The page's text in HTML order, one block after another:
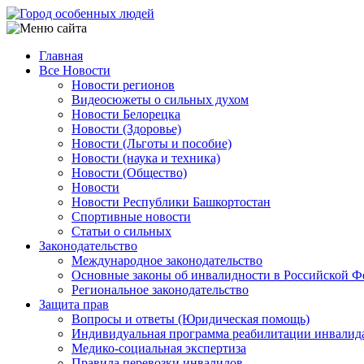
Перейти
к
содержанию
Main
navigation
Главная
Все Новости
Новости регионов
Видеосюжеты о сильных духом
Новости Белорецка
Новости (Здоровье)
Новости (Льготы и пособие)
Новости (наука и техника)
Новости (Общество)
Новости
Новости Республики Башкортостан
Спортивные новости
Статьи о сильных
Законодательство
Международное законодательство
Основные законы об инвалидности в Российской
Региональное законодательство
Защита прав
Вопросы и ответы (Юридическая помощь)
Индивидуальная программа реабилитации
Медико-социальная экспертиза